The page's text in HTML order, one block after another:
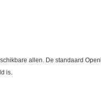
allen. De standaard
is.